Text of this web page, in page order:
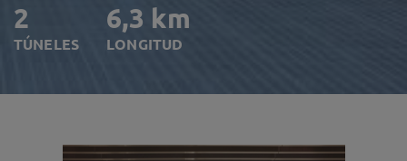
2
TÚNELES
6,3 km
LONGITUD